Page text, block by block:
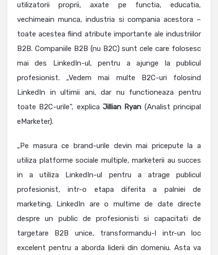
utilizatorii proprii, axate pe functia, educatia,
vechimeain munca, industria si compania acestora –
toate acestea fiind atribute importante ale industriilor
B2B. Companiile B2B (nu B2C) sunt cele care folosesc
mai des LinkedIn-ul, pentru a ajunge la publicul
profesionist. „Vedem mai multe B2C-uri folosind
LinkedIn in ultimii ani, dar nu functioneaza pentru
toate B2C-urile”, explica Jillian Ryan (Analist principal
eMarketer).
„Pe masura ce brand-urile devin mai pricepute la a
utiliza platforme sociale multiple, marketerii au succes
in a utiliza LinkedIn-ul pentru a atrage publicul
profesionist, intr-o etapa diferita a palniei de
marketing. LinkedIn are o multime de date directe
despre un public de profesionisti si capacitati de
targetare B2B unice, transformandu-l intr-un loc
excelent pentru a aborda liderii din domeniu. Asta va